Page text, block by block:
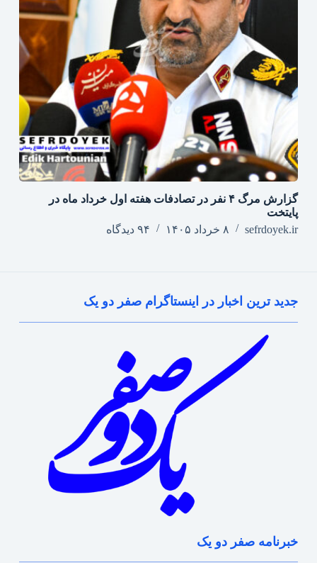
گزارش مرگ ۴ نفر در تصادفات هفته اول خرداد ماه در
پایتخت
sefrdoyek.ir
۸ خرداد ۱۴۰۵ ۹۴ دیدگاه
جدید ترین اخبار در اینستاگرام صفر دو یک
خبرنامه صفر دو یک